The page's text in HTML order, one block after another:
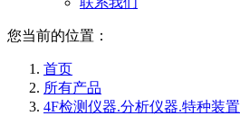
您当前的位置：
首页
所有产品
4F检测仪器.分析仪器.特种装置